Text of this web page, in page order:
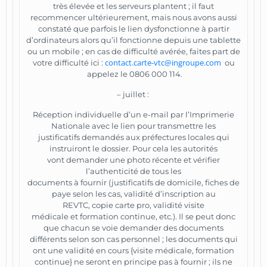
très élevée et les serveurs plantent ; il faut
recommencer ultérieurement, mais nous avons aussi
constaté que parfois le lien dysfonctionne à partir
d’ordinateurs alors qu’il fonctionne depuis une tablette
ou un mobile ; en cas de difficulté avérée, faites part de
votre difficulté ici : contact.carte-vtc@ingroupe.com ou
appelez le 0806 000 114.
– juillet :
Réception individuelle d’un e-mail par l’Imprimerie
Nationale avec le lien pour transmettre les
justificatifs demandés aux préfectures locales qui
instruiront le dossier. Pour cela les autorités
vont demander une photo récente et vérifier
l’authenticité de tous les
documents à fournir (justificatifs de domicile, fiches de
paye selon les cas, validité d’inscription au
REVTC, copie carte pro, validité visite
médicale et formation continue, etc.). Il se peut donc
que chacun se voie demander des documents
différents selon son cas personnel ; les documents qui
ont une validité en cours {visite médicale, formation
continue} ne seront en principe pas à fournir ; ils ne